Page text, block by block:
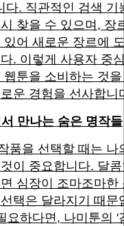
다. 직관적인 검색 기
찾을 수 있으며, 장
어 새로운 장르에
. 이렇게 사용자 중
툰을 소비하는 것
운 경험을 선사합니
만나는 숨은 명작들
품을 선택할 때는 나
이 중요합니다. 달
심장이 조마조마한
택은 달라지기 때문
요하다면, 나미툰의 '